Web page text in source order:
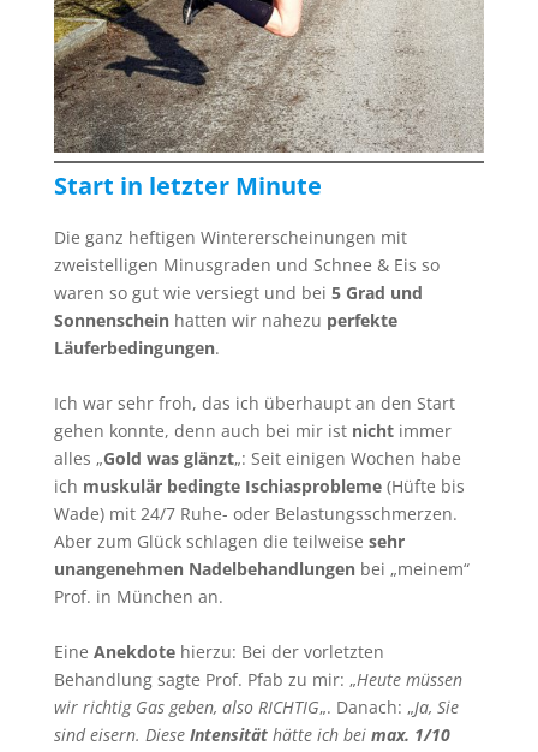
Start in letzter Minute
Die ganz heftigen Wintererscheinungen mit
zweistelligen Minusgraden und Schnee & Eis so
waren so gut wie versiegt und bei 5 Grad und
Sonnenscheinhatten wir nahezu perfekte
Läuferbedingungen.
Ich war sehr froh, das ich überhaupt an den Start
gehen konnte, denn auch bei mir ist nichtimmer
alles „Gold was glänzt„: Seit einigen Wochen habe
ich muskulär bedingte Ischiasprobleme (Hüfte bis
Wade) mit 24/7 Ruhe- oder Belastungsschmerzen.
Aber zum Glück schlagen die teilweise sehr
unangenehmen Nadelbehandlungenbei „meinem“
Prof. in München an.
Eine Anekdotehierzu: Bei der vorletzten
Behandlung sagte Prof. Pfab zu mir: „Heute müssen
wir richtig Gas geben, also RICHTIG„. Danach: „Ja, Sie
sind eisern. Diese Intensitäthätte ich bei max. 1/10